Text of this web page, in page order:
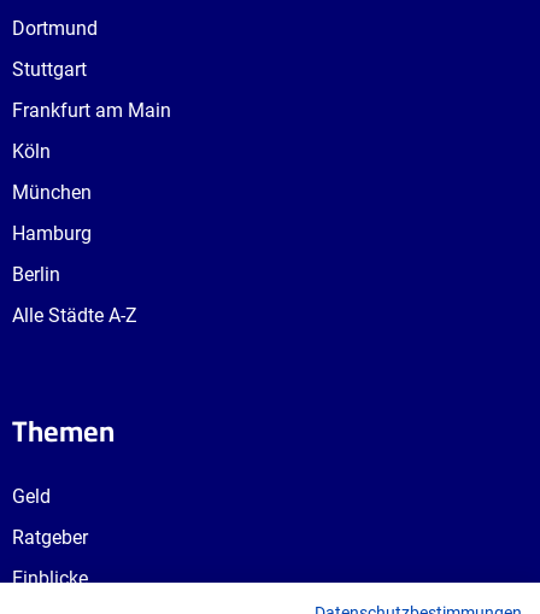
Dortmund
Stuttgart
Frankfurt am Main
Köln
München
Hamburg
Berlin
Alle Städte A-Z
Themen
Geld
Ratgeber
Einblicke